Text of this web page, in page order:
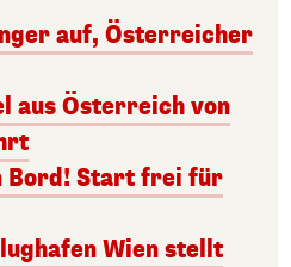
auf, Österreicher
aus Österreich von
Bord! Start frei für
Wien stellt